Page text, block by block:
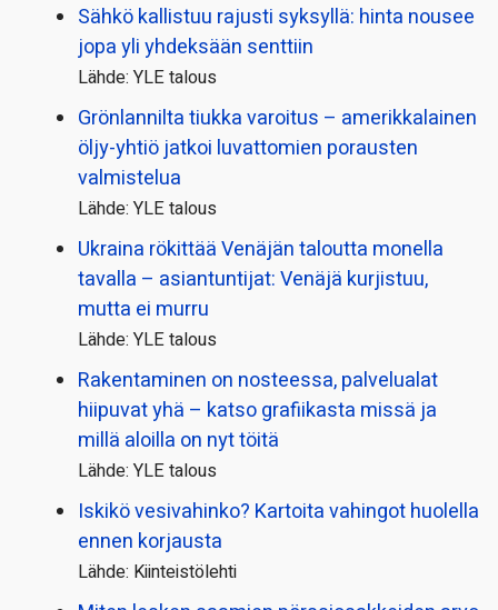
Sähkö kallistuu rajusti syksyllä: hinta nousee
jopa yli yhdeksään senttiin
Lähde: YLE talous
Grönlannilta tiukka varoitus – amerikkalainen
öljy-yhtiö jatkoi luvattomien porausten
valmistelua
Lähde: YLE talous
Ukraina rökittää Venäjän taloutta monella
tavalla – asiantuntijat: Venäjä kurjistuu,
mutta ei murru
Lähde: YLE talous
Rakentaminen on nosteessa, palvelualat
hiipuvat yhä – katso grafiikasta missä ja
millä aloilla on nyt töitä
Lähde: YLE talous
Iskikö vesivahinko? Kartoita vahingot huolella
ennen korjausta
Lähde: Kiinteistölehti